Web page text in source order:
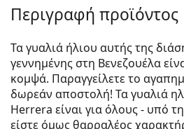
Περιγραφή προϊόντος
Τα γυαλιά ήλιου αυτής της
γεννημένης στη Βενεζουέλα
κομψά. Παραγγείλετε το
δωρεάν αποστολή! Τα γυαλιά
Herrera είναι για όλους - υπό
είστε όμως θαρραλέος